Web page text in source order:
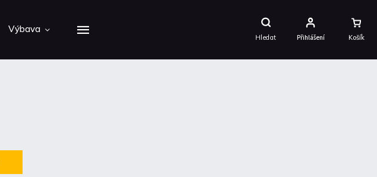
Hledat
Nákupní
Košík
Přihlášení
Výbava